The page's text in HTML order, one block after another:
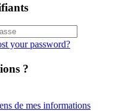
your password?
?
de mes informations